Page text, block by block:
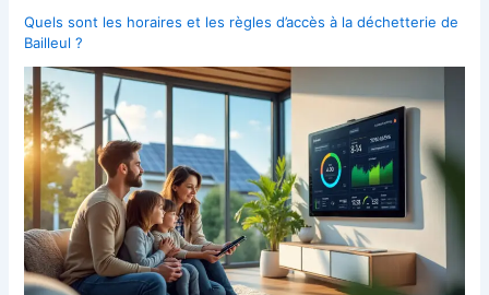
Quels sont les horaires et les règles d’accès à la déchetterie de
Bailleul ?